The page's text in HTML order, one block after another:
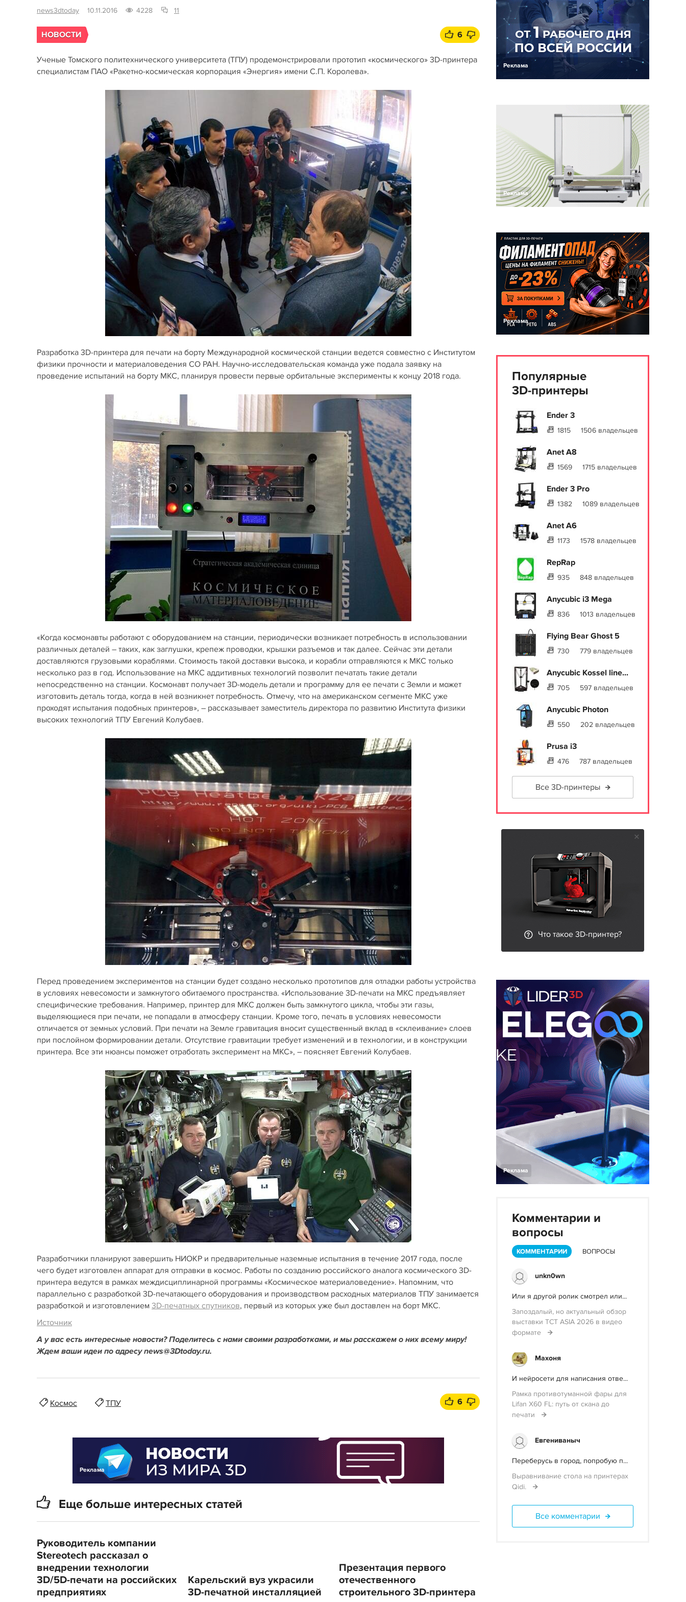
news3dtoday 10.11.2016 4228 11
НОВОСТИ 6
Ученые Томского политехнического университета (ТПУ) продемонстрировали прототип «космического» 3D-принтера
специалистам ПАО «Ракетно-космическая корпорация «Энергия» имени С.П. Королева».
Разработка 3D-принтера для печати на борту Международной космической станции ведется совместно с Институтом
физики прочности и материаловедения СО РАН. Научно-исследовательская команда уже подала заявку на
проведение испытаний на борту МКС, планируя провести первые орбитальные эксперименты к концу 2018 года.
«Когда космонавты работают с оборудованием на станции, периодически возникает потребность в использовании
различных деталей – таких, как заглушки, крепеж проводки, крышки разъемов и так далее. Сейчас эти детали
доставляются грузовыми кораблями. Стоимость такой доставки высока, и корабли отправляются к МКС только
несколько раз в год. Использование на МКС аддитивных технологий позволит печатать такие детали
непосредственно на станции. Космонавт получает 3D-модель детали и программу для ее печати с Земли и может
изготовить деталь тогда, когда в ней возникнет потребность. Отмечу, что на американском сегменте МКС уже
проходят испытания подобных принтеров», – рассказывает заместитель директора по развитию Института физики
высоких технологий ТПУ Евгений Колубаев.
Перед проведением экспериментов на станции будет создано несколько прототипов для отладки работы устройства
в условиях невесомости и замкнутого обитаемого пространства. «Использование 3D-печати на МКС предъявляет
специфические требования. Например, принтер для МКС должен быть замкнутого цикла, чтобы эти газы,
выделяющиеся при печати, не попадали в атмосферу станции. Кроме того, печать в условиях невесомости
отличается от земных условий. При печати на Земле гравитация вносит существенный вклад в «склеивание» слоев
при послойном формировании детали. Отсутствие гравитации требует изменений и в технологии, и в конструкции
принтера. Все эти нюансы поможет отработать эксперимент на МКС», – поясняет Евгений Колубаев.
Разработчики планируют завершить НИОКР и предварительные наземные испытания в течение 2017 года, после
чего будет изготовлен аппарат для отправки в космос. Работы по созданию российского аналога космического 3D-
принтера ведутся в рамках междисциплинарной программы «Космическое материаловедение». Напомним, что
параллельно с разработкой 3D-печатающего оборудования и производством расходных материалов ТПУ занимается
разработкой и изготовлением 3D-печатных спутников, первый из которых уже был доставлен на борт МКС.
Источник
А у вас есть интересные новости? Поделитесь с нами своими разработками, и мы расскажем о них всему миру!
Ждем ваши идеи по адресу news@3Dtoday.ru.
Космос ТПУ 6
Еще больше интересных статей
Руководитель компании
Stereotech рассказал о
внедрении технологии
3D/5D-печати на российских
предприятиях
Карельский вуз украсили
3D-печатной инсталляцией
Презентация первого
отечественного
строительного 3D-принтера
Реклама
Реклама
Реклама
Реклама
Популярные
3D-принтеры
Ender 3
1815 1506 владельцев
Anet A8
1569 1715 владельцев
Ender 3 Pro
1382 1089 владельцев
Anet A6
1173 1578 владельцев
RepRap
935 848 владельцев
Anycubic i3 Mega
836 1013 владельцев
Flying Bear Ghost 5
730 779 владельцев
Anycubic Kossel line...
705 597 владельцев
Anycubic Photon
550 202 владельцев
Prusa i3
476 787 владельцев
Все 3D-принтеры
Что такое 3D-принтер?
Реклама
Комментарии и
вопросы
КОММЕНТАРИИ ВОПРОСЫ
unkn0wn
Или я другой ролик смотрел или...
Запоздалый, но актуальный обзор
выставки TCT ASIA 2026 в видео
формате
Махоня
И нейросети для написания отве...
Рамка противотуманной фары для
Lifan X60 FL: путь от скана до
печати
Евгениваныч
Переберусь в город, попробую п...
Выравнивание стола на принтерах
Qidi.
Все комментарии